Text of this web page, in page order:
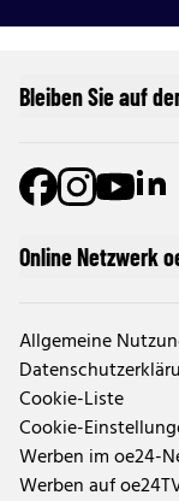
Online Netzwerk
Allgemeine
Cookie-Liste
Cookie-
Werben im oe24-
Werben auf
Bleiben Sie auf